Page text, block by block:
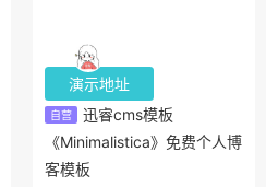
演示地址
自营
迅睿cms模板
《Minimalistica》免费个人博
客模板